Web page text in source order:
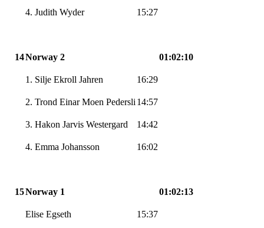
4. Judith Wyder 15:27
14Norway 2 01:02:10
1. Silje Ekroll Jahren 16:29
2. Trond Einar Moen Pedersli 14:57
3. Hakon Jarvis Westergard 14:42
4. Emma Johansson 16:02
15Norway 1 01:02:13
Elise Egseth 15:37